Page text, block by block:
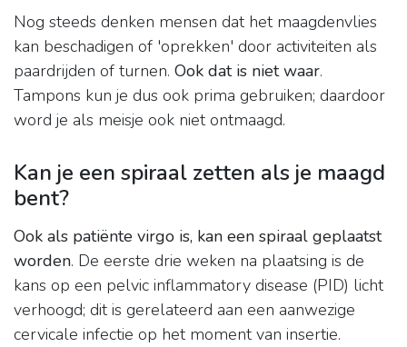
Nog steeds denken mensen dat het maagdenvlies
kan beschadigen of 'oprekken' door activiteiten als
paardrijden of turnen. Ook dat is niet waar.
Tampons kun je dus ook prima gebruiken; daardoor
word je als meisje ook niet ontmaagd.
Kan je een spiraal zetten als je maagd
bent?
Ook als patiënte virgo is, kan een spiraal geplaatst
worden. De eerste drie weken na plaatsing is de
kans op een pelvic inflammatory disease (PID) licht
verhoogd; dit is gerelateerd aan een aanwezige
cervicale infectie op het moment van insertie.